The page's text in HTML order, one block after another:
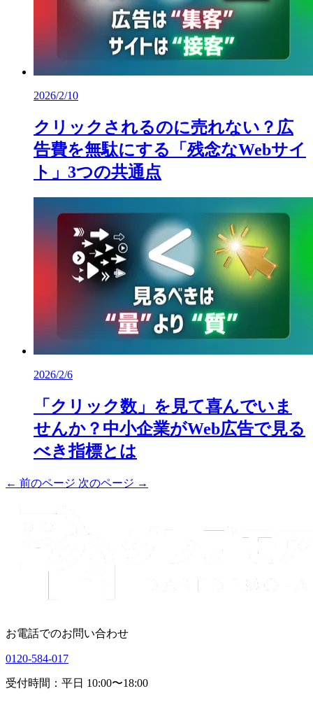
2026/2/10
クリックされるのに売れない？広
告費を無駄にする「残念なWebサイ
ト」3つの共通点
2026/2/6
「クリック数」を見て喜んでいま
せんか？中小企業がWeb広告で見る
べき指標とは
← 前のページ 次のページ →
お電話でのお問い合わせ
0120-584-017
受付時間：平日 10:00〜18:00